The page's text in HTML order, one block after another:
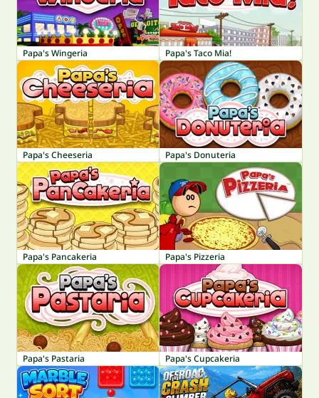
Papa's Wingeria Papa's Taco Mia!
Papa's Cheeseria Papa's Donuteria
Papa's Pancakeria Papa's Pizzeria
Papa's Pastaria Papa's Cupcakeria